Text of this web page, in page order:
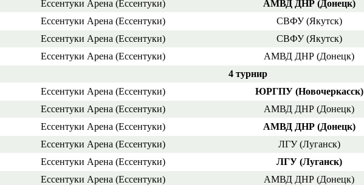
Ессентуки Арена (Ессентуки) АМВД ДНР (Донецк)
Ессентуки Арена (Ессентуки) СВФУ (Якутск)
Ессентуки Арена (Ессентуки) СВФУ (Якутск)
Ессентуки Арена (Ессентуки) АМВД ДНР (Донецк)
4 турнир
Ессентуки Арена (Ессентуки) ЮРГПУ (Новочеркасск)
Ессентуки Арена (Ессентуки) АМВД ДНР (Донецк)
Ессентуки Арена (Ессентуки) АМВД ДНР (Донецк)
Ессентуки Арена (Ессентуки) ЛГУ (Луганск)
Ессентуки Арена (Ессентуки) ЛГУ (Луганск)
Ессентуки Арена (Ессентуки) АМВД ДНР (Донецк)